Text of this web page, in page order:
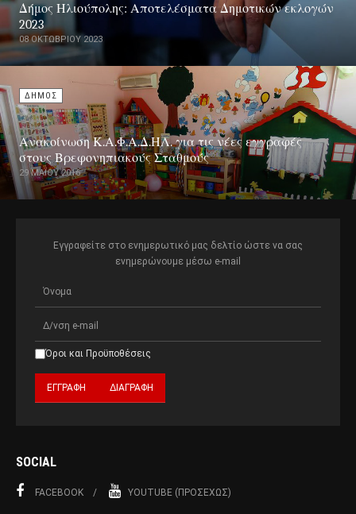
Δήμος Ηλιούπολης: Αποτελέσματα Δημοτικών εκλογών
2023
08 ΟΚΤΩΒΡΊΟΥ 2023
ΔΗΜΟΣ
Ανακοίνωση Κ.Α.Φ.Α.Δ.ΗΛ. για τις νέες εγγραφές
στους Βρεφονηπιακούς Σταθμούς
29 ΜΑΪ́ΟΥ 2016
Εγγραφείτε στο ενημερωτικό μας δελτίο ώστε να σας
ενημερώνουμε μέσω e-mail
Όροι και Προϋποθέσεις
SOCIAL
FACEBOOK YOUTUBE (ΠΡΟΣΕΧΏΣ)